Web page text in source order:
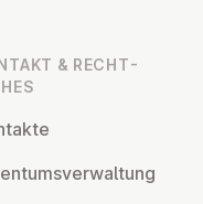
& RECHT­